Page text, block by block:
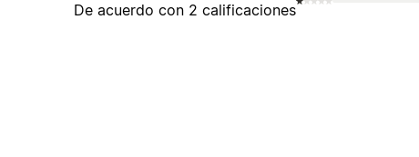
De acuerdo con 2 calificaciones